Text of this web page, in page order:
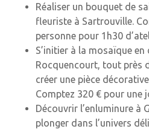
Réaliser un bouquet de
fleuriste à Sartrouville.
personne pour 1h30
S’initier à la mosaïque en
Rocquencourt, tout près
créer une pièce
Comptez 320 € pour une
Découvrir l’enluminure à
plonger dans l’univers